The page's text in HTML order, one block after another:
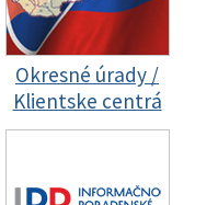
Okresné úrady /
Klientske centrá